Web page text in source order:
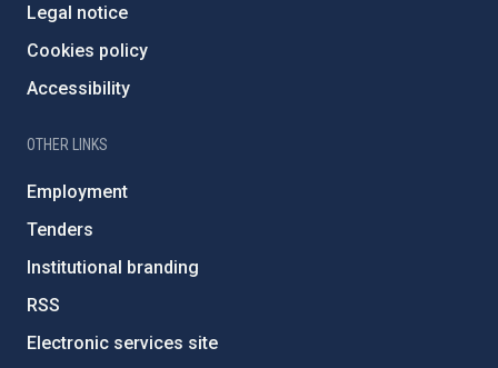
Legal notice
Cookies policy
Accessibility
OTHER LINKS
Employment
Tenders
Institutional branding
RSS
Electronic services site